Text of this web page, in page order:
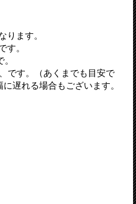
ります。
す。
。
、です。（あくまでも目安で
遅れる場合もございます。